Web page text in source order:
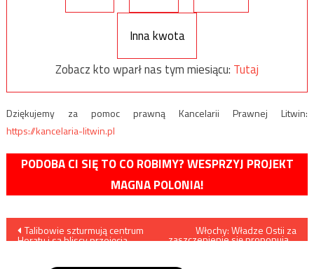
Inna kwota
Zobacz kto wparł nas tym miesiącu: Tutaj
Dziękujemy za pomoc prawną Kancelarii Prawnej Litwin:
https://kancelaria-litwin.pl
PODOBA CI SIĘ TO CO ROBIMY? WESPRZYJ PROJEKT
MAGNA POLONIA!
Nawigacja
Talibowie szturmują centrum
Heratu i są bliscy przejęcia
Włochy: Władze Ostii za
zaszczepienie się proponują…